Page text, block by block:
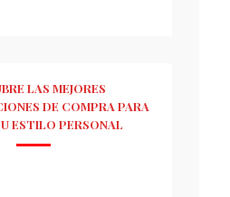
LAS MEJORES
DE COMPRA PARA
ESTILO PERSONAL